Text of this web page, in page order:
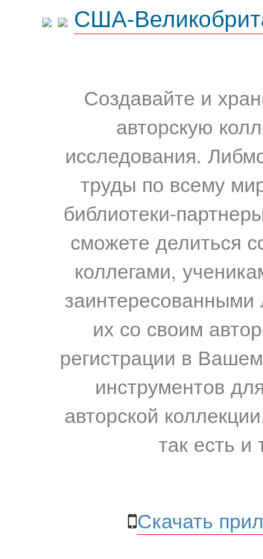
США-
Создавайте и
авторскую
исследования.
труды по всему
библиотеки-
сможете делиться
коллегами,
их со своим
регистрации в
инструментов
авторской
так есть и
Скачать